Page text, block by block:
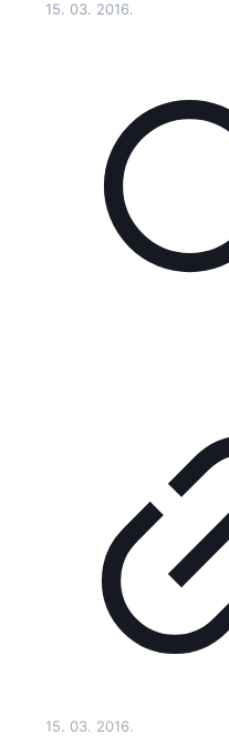
15. 03. 2016.
15. 03. 2016.